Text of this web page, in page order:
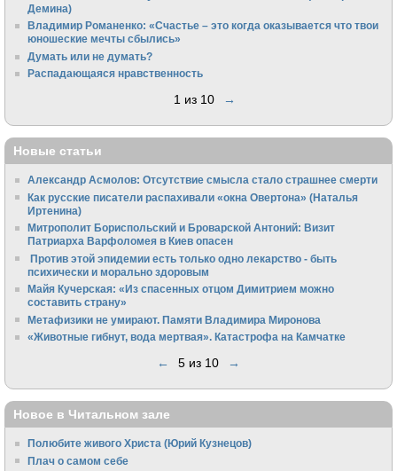
Демина)
Владимир Романенко: «Счастье – это когда оказывается что твои
юношеские мечты сбылись»
Думать или не думать?
Распадающаяся нравственность
1 из 10 →
Новые статьи
Александр Асмолов: Отсутствие смысла стало страшнее смерти
Как русские писатели распахивали «окна Овертона» (Наталья
Иртенина)
Митрополит Бориспольский и Броварской Антоний: Визит
Патриарха Варфоломея в Киев опасен
Против этой эпидемии есть только одно лекарство - быть
психически и морально здоровым
Майя Кучерская: «Из спасенных отцом Димитрием можно
составить страну»
Метафизики не умирают. Памяти Владимира Миронова
«Животные гибнут, вода мертвая». Катастрофа на Камчатке
← 5 из 10 →
Новое в Читальном зале
Полюбите живого Христа (Юрий Кузнецов)
Плач о самом себе